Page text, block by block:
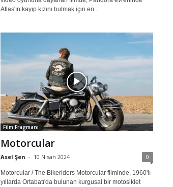
Atlas'ın kayıp kızını bulmak için en...
Film Fragmanı
Motorcular
Asel Şen - 10 Nisan 2024 0
Motorcular / The Bikeriders Motorcular filminde, 1960'lı
yıllarda Ortabatı'da bulunan kurgusal bir motosiklet